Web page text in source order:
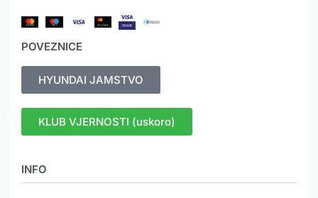
INFO
POVEZNICE
HYUNDAI JAMSTVO
KLUB VJERNOSTI (uskoro)